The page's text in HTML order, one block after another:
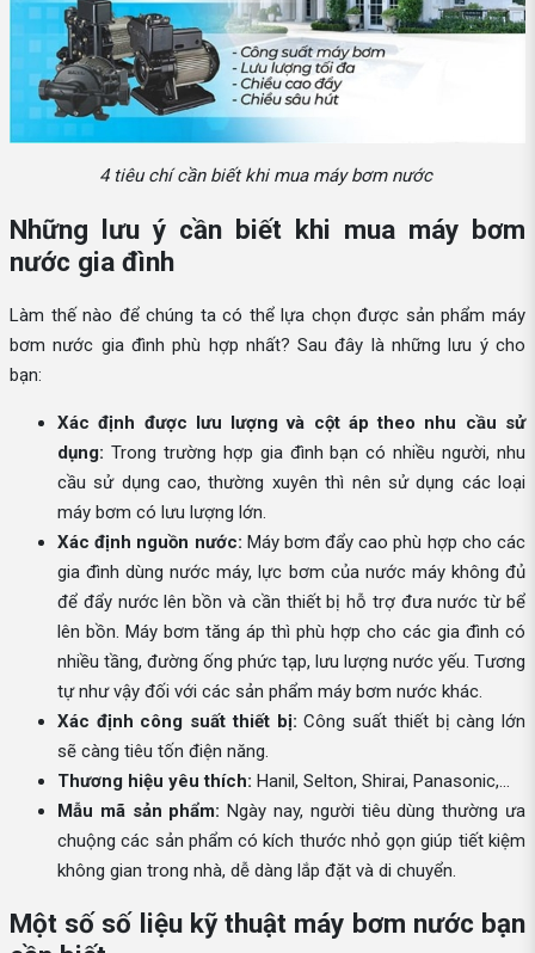
4 tiêu chí cần biết khi mua máy bơm nước
Những lưu ý cần biết khi mua máy bơm
nước gia đình
Làm thế nào để chúng ta có thể lựa chọn được sản phẩm máy
bơm nước gia đình phù hợp nhất? Sau đây là những lưu ý cho
bạn:
Xác định được lưu lượng và cột áp theo nhu cầu sử
dụng: Trong trường hợp gia đình bạn có nhiều người, nhu
cầu sử dụng cao, thường xuyên thì nên sử dụng các loại
máy bơm có lưu lượng lớn.
Xác định nguồn nước: Máy bơm đẩy cao phù hợp cho các
gia đình dùng nước máy, lực bơm của nước máy không đủ
để đẩy nước lên bồn và cần thiết bị hỗ trợ đưa nước từ bể
lên bồn. Máy bơm tăng áp thì phù hợp cho các gia đình có
nhiều tầng, đường ống phức tạp, lưu lượng nước yếu. Tương
tự như vậy đối với các sản phẩm máy bơm nước khác.
Xác định công suất thiết bị: Công suất thiết bị càng lớn
sẽ càng tiêu tốn điện năng.
Thương hiệu yêu thích: Hanil, Selton, Shirai, Panasonic,...
Mẫu mã sản phẩm: Ngày nay, người tiêu dùng thường ưa
chuộng các sản phẩm có kích thước nhỏ gọn giúp tiết kiệm
không gian trong nhà, dễ dàng lắp đặt và di chuyển.
Một số số liệu kỹ thuật máy bơm nước bạn